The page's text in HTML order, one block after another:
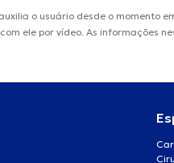
o usuário desde o momento
ele por vídeo. As informações